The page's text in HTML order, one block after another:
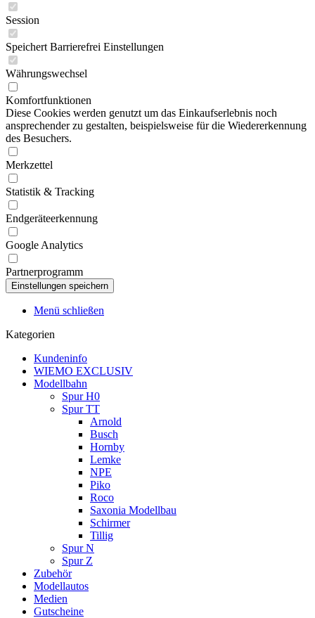
Session
Speichert Barrierefrei Einstellungen
Währungswechsel
Komfortfunktionen
Diese Cookies werden genutzt um das Einkaufserlebnis noch
ansprechender zu gestalten, beispielsweise für die Wiedererkennung
des Besuchers.
Merkzettel
Statistik & Tracking
Endgeräteerkennung
Google Analytics
Partnerprogramm
Menü schließen
Kategorien
Kundeninfo
WIEMO EXCLUSIV
Modellbahn
Spur H0
Spur TT
Arnold
Busch
Hornby
Lemke
NPE
Piko
Roco
Saxonia Modellbau
Schirmer
Tillig
Spur N
Spur Z
Zubehör
Modellautos
Medien
Gutscheine